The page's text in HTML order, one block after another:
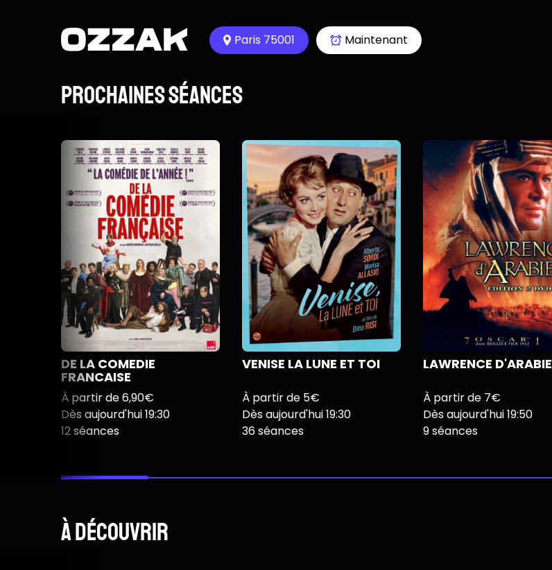
Paris 75001 Maintenant
Prochaines séances
DE LA COMEDIE
FRANCAISE
À partir de 6,90€
Dès aujourd'hui 19:30
12 séances
VENISE LA LUNE ET TOI
À partir de 5€
Dès aujourd'hui 19:30
36 séances
LAWRENCE D'ARABIE
À partir de 7€
Dès aujourd'hui 19:50
9 séances
À découvrir